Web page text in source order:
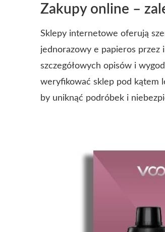
Zakupy online –
Sklepy internetowe oferują
jednorazowy e papieros przez
szczegółowych opisów i
weryfikować sklep pod kątem
by uniknąć podróbek i